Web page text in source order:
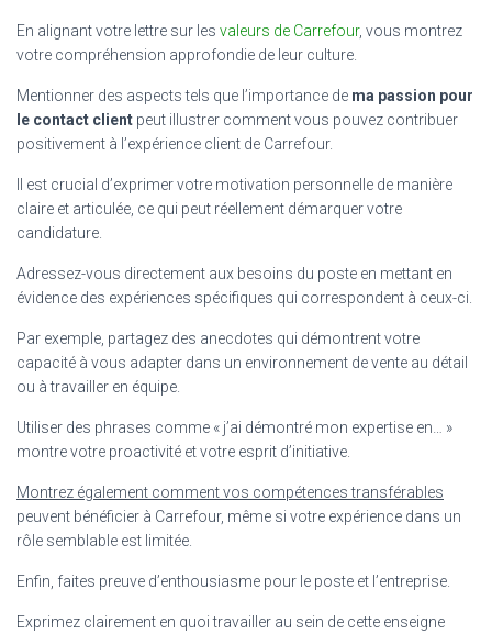
En alignant votre lettre sur les valeurs de Carrefour, vous montrez
votre compréhension approfondie de leur culture.
Mentionner des aspects tels que l’importance de ma passion pour
le contact client peut illustrer comment vous pouvez contribuer
positivement à l’expérience client de Carrefour.
Il est crucial d’exprimer votre motivation personnelle de manière
claire et articulée, ce qui peut réellement démarquer votre
candidature.
Adressez-vous directement aux besoins du poste en mettant en
évidence des expériences spécifiques qui correspondent à ceux-ci.
Par exemple, partagez des anecdotes qui démontrent votre
capacité à vous adapter dans un environnement de vente au détail
ou à travailler en équipe.
Utiliser des phrases comme « j’ai démontré mon expertise en… »
montre votre proactivité et votre esprit d’initiative.
Montrez également comment vos compétences transférables
peuvent bénéficier à Carrefour, même si votre expérience dans un
rôle semblable est limitée.
Enfin, faites preuve d’enthousiasme pour le poste et l’entreprise.
Exprimez clairement en quoi travailler au sein de cette enseigne